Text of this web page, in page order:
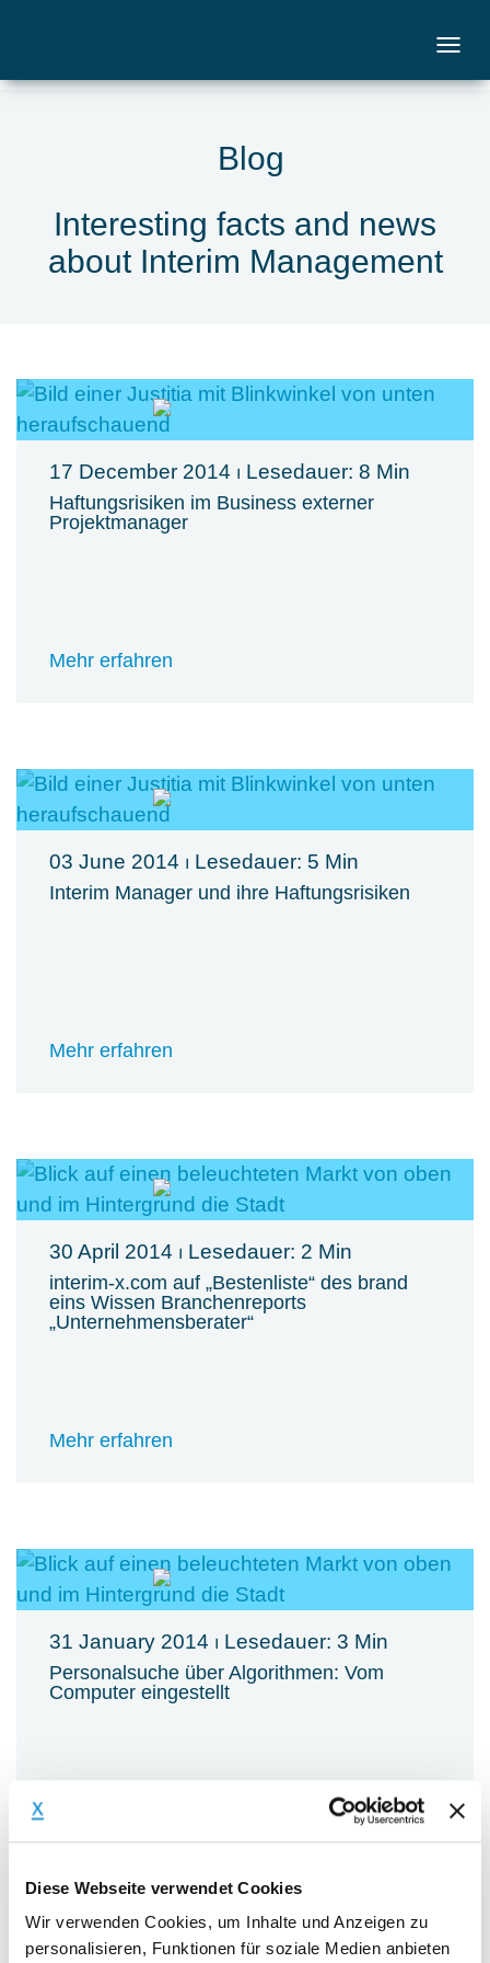
Diese Webseite verwendet Cookies
Wir verwenden Cookies, um Inhalte und Anzeigen zu
personalisieren, Funktionen für soziale Medien anbieten
Blog
Interesting facts and news
about Interim Management
17 December 2014 ⏐ Lesedauer: 8 Min
Haftungsrisiken im Business externer
Projektmanager
Mehr erfahren
03 June 2014 ⏐ Lesedauer: 5 Min
Interim Manager und ihre Haftungsrisiken
Mehr erfahren
30 April 2014 ⏐ Lesedauer: 2 Min
interim-x.com auf „Bestenliste“ des brand
eins Wissen Branchenreports
„Unternehmensberater“
Mehr erfahren
31 January 2014 ⏐ Lesedauer: 3 Min
Personalsuche über Algorithmen: Vom
Computer eingestellt